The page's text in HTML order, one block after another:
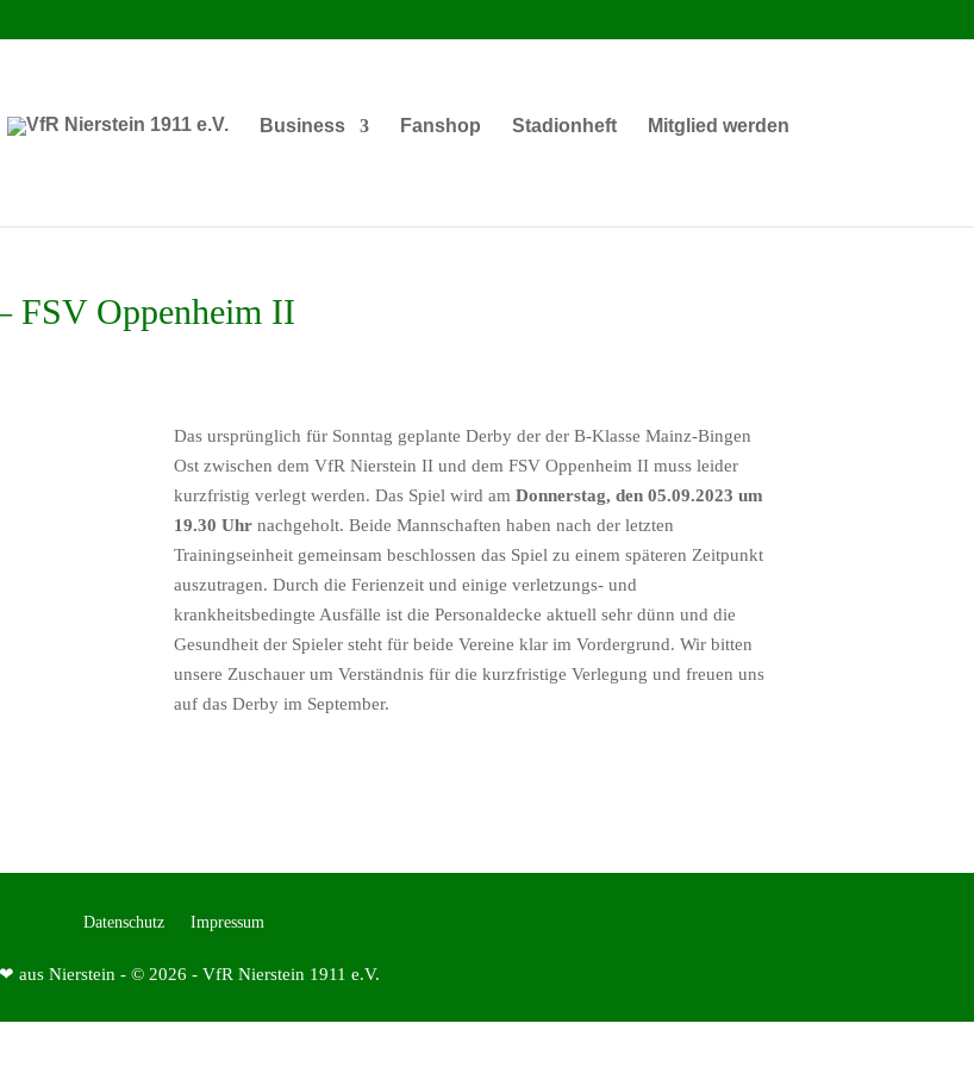
Business Fanshop Stadionheft Mitglied werden
FSV Oppenheim II
Das ursprünglich für Sonntag geplante Derby der der B-Klasse Mainz-Bingen
Ost zwischen dem VfR Nierstein II und dem FSV Oppenheim II muss leider
kurzfristig verlegt werden. Das Spiel wird am Donnerstag, den 05.09.2023 um
19.30 Uhrnachgeholt. Beide Mannschaften haben nach der letzten
Trainingseinheit gemeinsam beschlossen das Spiel zu einem späteren Zeitpunkt
auszutragen. Durch die Ferienzeit und einige verletzungs- und
krankheitsbedingte Ausfälle ist die Personaldecke aktuell sehr dünn und die
Gesundheit der Spieler steht für beide Vereine klar im Vordergrund. Wir bitten
unsere Zuschauer um Verständnis für die kurzfristige Verlegung und freuen uns
auf das Derby im September.
Datenschutz Impressum
aus Nierstein - © 2026 - VfR Nierstein 1911 e.V.